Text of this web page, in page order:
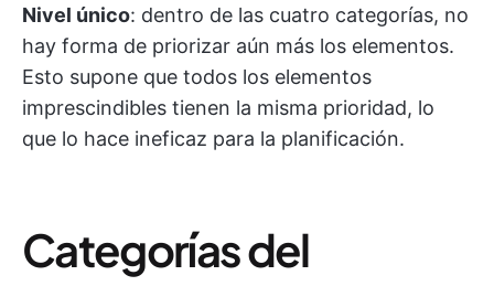
Nivel único: dentro de las cuatro categorías, no
hay forma de priorizar aún más los elementos.
Esto supone que todos los elementos
imprescindibles tienen la misma prioridad, lo
que lo hace ineficaz para la planificación.
Categorías del